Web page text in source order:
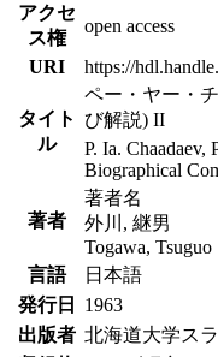
アクセ
ス権
open access
URI
https://
タイト
ル
ペー・ヤー・
び解説) II
P. Ia. Chaadaev,
Biographical
著者
著者名
外川, 継男
Togawa, Tsuguo
言語
日本語
発行日
1963
出版者 北海道大学ス